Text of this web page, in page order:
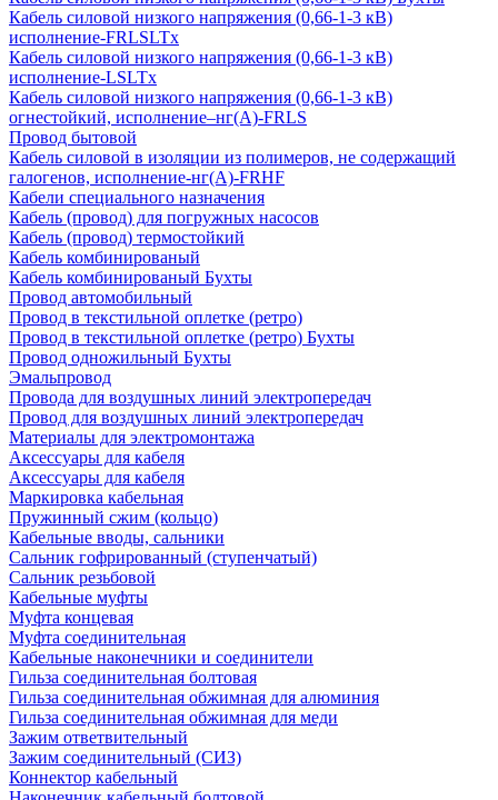
Кабель силовой низкого напряжения (0,66-1-3 кВ)
исполнение-FRLSLTx
Кабель силовой низкого напряжения (0,66-1-3 кВ)
исполнение-LSLTx
Кабель силовой низкого напряжения (0,66-1-3 кВ)
огнестойкий, исполнение–нг(А)-FRLS
Провод бытовой
Кабель силовой в изоляции из полимеров, не содержащий
галогенов, исполнение-нг(А)-FRHF
Кабели специального назначения
Кабель (провод) для погружных насосов
Кабель (провод) термостойкий
Кабель комбинированый
Кабель комбинированый Бухты
Провод автомобильный
Провод в текстильной оплетке (ретро)
Провод в текстильной оплетке (ретро) Бухты
Провод одножильный Бухты
Эмальпровод
Провода для воздушных линий электропередач
Провод для воздушных линий электропередач
Материалы для электромонтажа
Аксессуары для кабеля
Аксессуары для кабеля
Маркировка кабельная
Пружинный сжим (кольцо)
Кабельные вводы, сальники
Сальник гофрированный (ступенчатый)
Сальник резьбовой
Кабельные муфты
Муфта концевая
Муфта соединительная
Кабельные наконечники и соединители
Гильза соединительная болтовая
Гильза соединительная обжимная для алюминия
Гильза соединительная обжимная для меди
Зажим ответвительный
Зажим соединительный (СИЗ)
Коннектор кабельный